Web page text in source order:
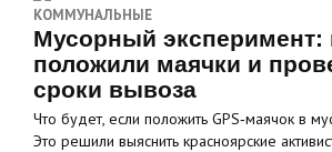
КОММУНАЛЬНЫЕ
Мусорный эксперимент:
положили маячки и
сроки вывоза
Что будет, если положить GPS‑маячок в
Это решили выяснить красноярские